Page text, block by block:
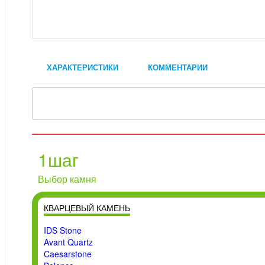
ХАРАКТЕРИСТИКИ КОММЕНТАРИИ
1шаг
Выбор камня
КВАРЦЕВЫЙ КАМЕНЬ
IDS Stone
Avant Quartz
Caesarstone